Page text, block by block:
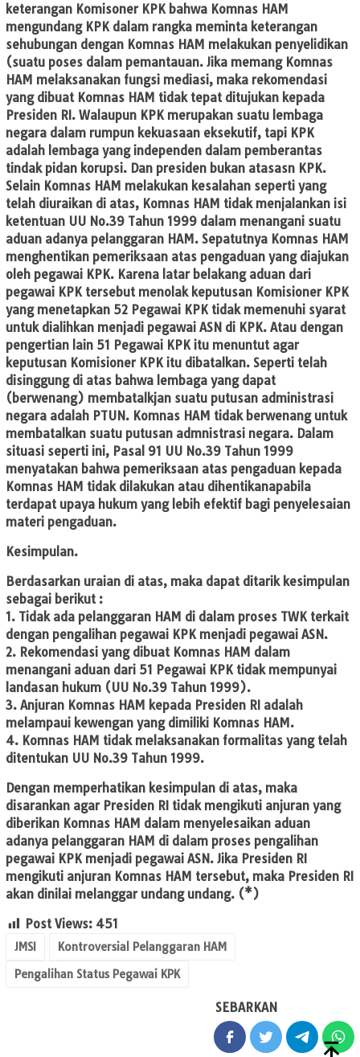
keterangan Komisoner KPK bahwa Komnas HAM
mengundang KPK dalam rangka meminta keterangan
sehubungan dengan Komnas HAM melakukan penyelidikan
(suatu poses dalam pemantauan. Jika memang Komnas
HAM melaksanakan fungsi mediasi, maka rekomendasi
yang dibuat Komnas HAM tidak tepat ditujukan kepada
Presiden RI. Walaupun KPK merupakan suatu lembaga
negara dalam rumpun kekuasaan eksekutif, tapi KPK
adalah lembaga yang independen dalam pemberantas
tindak pidan korupsi. Dan presiden bukan atasasn KPK.
Selain Komnas HAM melakukan kesalahan seperti yang
telah diuraikan di atas, Komnas HAM tidak menjalankan isi
ketentuan UU No.39 Tahun 1999 dalam menangani suatu
aduan adanya pelanggaran HAM. Sepatutnya Komnas HAM
menghentikan pemeriksaan atas pengaduan yang diajukan
oleh pegawai KPK. Karena latar belakang aduan dari
pegawai KPK tersebut menolak keputusan Komisioner KPK
yang menetapkan 52 Pegawai KPK tidak memenuhi syarat
untuk dialihkan menjadi pegawai ASN di KPK. Atau dengan
pengertian lain 51 Pegawai KPK itu menuntut agar
keputusan Komisioner KPK itu dibatalkan. Seperti telah
disinggung di atas bahwa lembaga yang dapat
(berwenang) membatalkjan suatu putusan administrasi
negara adalah PTUN. Komnas HAM tidak berwenang untuk
membatalkan suatu putusan admnistrasi negara. Dalam
situasi seperti ini, Pasal 91 UU No.39 Tahun 1999
menyatakan bahwa pemeriksaan atas pengaduan kepada
Komnas HAM tidak dilakukan atau dihentikanapabila
terdapat upaya hukum yang lebih efektif bagi penyelesaian
materi pengaduan.
Kesimpulan.
​Berdasarkan uraian di atas, maka dapat ditarik kesimpulan
sebagai berikut :
1. Tidak ada pelanggaran HAM di dalam proses TWK terkait
dengan pengalihan pegawai KPK menjadi pegawai ASN.
2. Rekomendasi yang dibuat Komnas HAM dalam
menangani aduan dari 51 Pegawai KPK tidak mempunyai
landasan hukum (UU No.39 Tahun 1999).
3. Anjuran Komnas HAM kepada Presiden RI adalah
melampaui kewengan yang dimiliki Komnas HAM.
4. Komnas HAM tidak melaksanakan formalitas yang telah
ditentukan UU No.39 Tahun 1999.
Dengan memperhatikan kesimpulan di atas, maka
disarankan agar Presiden RI tidak mengikuti anjuran yang
diberikan Komnas HAM dalam menyelesaikan aduan
adanya pelanggaran HAM di dalam proses pengalihan
pegawai KPK menjadi pegawai ASN. Jika Presiden RI
mengikuti anjuran Komnas HAM tersebut, maka Presiden RI
akan dinilai melanggar undang undang. (*)
Post Views: 451
JMSI
Kontroversial Pelanggaran HAM
Pengalihan Status Pegawai KPK
SEBARKAN